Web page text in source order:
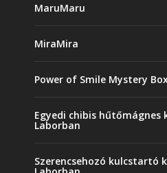
MaruMaru
MiraMira
Power of Smile Mystery
Egyedi chibis hűtőmágnes
Laborban
Szerencsehozó kulcstartó